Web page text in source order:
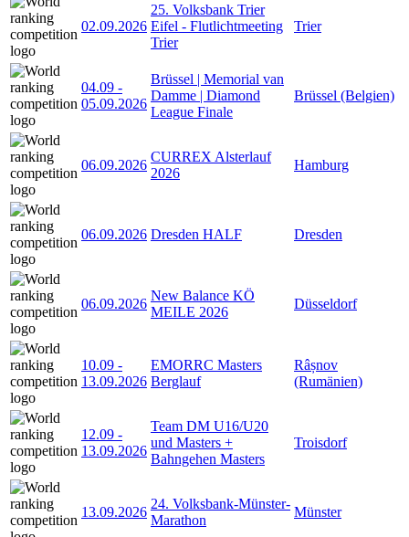
02.09.2026
25. Volksbank Trier
Eifel - Flutlichtmeeting
Trier
Trier
04.09 -
05.09.2026
Brüssel | Memorial van
Damme | Diamond
League Finale
Brüssel (Belgien)
06.09.2026
CURREX Alsterlauf
2026
Hamburg
06.09.2026 Dresden HALF Dresden
06.09.2026
New Balance KÖ
MEILE 2026
Düsseldorf
10.09 -
13.09.2026
EMORRC Masters
Berglauf
Râșnov
(Rumänien)
12.09 -
13.09.2026
Team DM U16/U20
und Masters +
Bahngehen Masters
Troisdorf
13.09.2026
24. Volksbank-Münster-
Marathon
Münster